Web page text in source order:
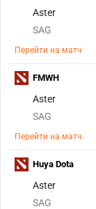
Aster
SAG
Перейти на матч
Aster
SAG
Перейти на матч
FMWH
Aster
SAG
Huya Dota